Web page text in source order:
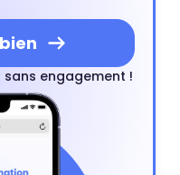
sans engagement !